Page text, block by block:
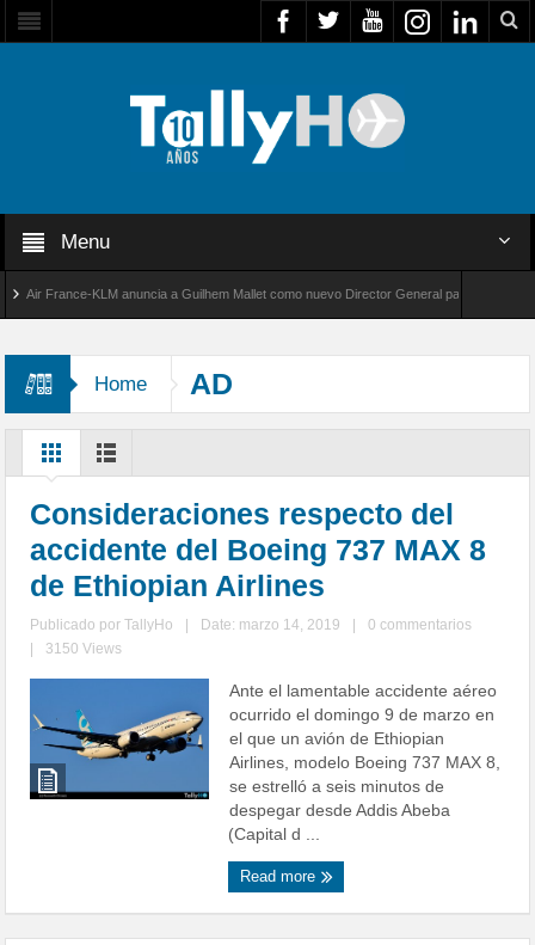
Menu
France-KLM anuncia a Guilhem Mallet como nuevo Director General para América Latina
Home AD
Consideraciones respecto del
accidente del Boeing 737 MAX 8
de Ethiopian Airlines
Publicado porTallyHo Date: marzo 14, 2019
0 commentarios
3150 Views
Ante el lamentable accidente aéreo
ocurrido el domingo 9 de marzo en
el que un avión de Ethiopian
Airlines, modelo Boeing 737 MAX 8,
se estrelló a seis minutos de
despegar desde Addis Abeba
(Capital d ...
Read more